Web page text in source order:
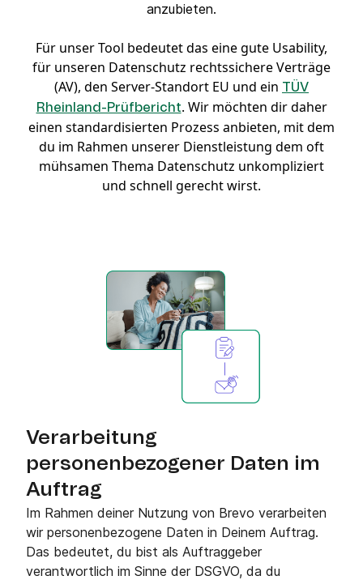
anzubieten.
Für unser Tool bedeutet das eine gute Usability,
für unseren Datenschutz rechtssichere Verträge
(AV), den Server-Standort EU und ein TÜV
Rheinland-Prüfbericht. Wir möchten dir daher
einen standardisierten Prozess anbieten, mit dem
du im Rahmen unserer Dienstleistung dem oft
mühsamen Thema Datenschutz unkompliziert
und schnell gerecht wirst.
Verarbeitung
personenbezogener Daten im
Auftrag
Im Rahmen deiner Nutzung von Brevo verarbeiten
wir personenbezogene Daten in Deinem Auftrag.
Das bedeutet, du bist als Auftraggeber
verantwortlich im Sinne der DSGVO, da du